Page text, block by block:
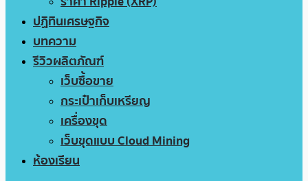
ปฏิทินเศรษฐกิจ
บทความ
รีวิวผลิตภัณฑ์
เว็บซื้อขาย
กระเป๋าเก็บเหรียญ
เครื่องขุด
เว็บขุดแบบ Cloud Mining
ห้องเรียน